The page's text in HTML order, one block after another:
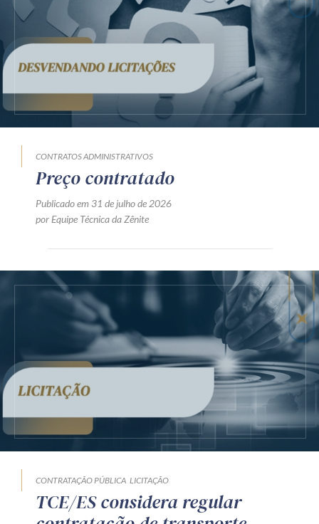
CONTRATOS ADMINISTRATIVOS
Preço contratado
Publicado em 31 de julho de 2026
por Equipe Técnica da Zênite
CONTRATAÇÃO PÚBLICA LICITAÇÃO
TCE/ES considera regular